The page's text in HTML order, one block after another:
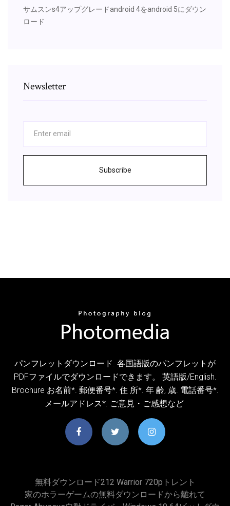
サムスンs4アップグレードandroid 4をandroid 5にダウン
ロード
Newsletter
Subscribe
パンフレットダウンロード. 各国語版のパンフレットが
PDFファイルでダウンロードできます。 英語版/English.
Brochure お名前*. 郵便番号*. 住 所*. 年 齢, 歳. 電話番号*.
メールアドレス*. ご意見・ご感想など
無料ダウンロード212 Warrior 720pトレント
家のホラーゲームの無料ダウンロードから離れて